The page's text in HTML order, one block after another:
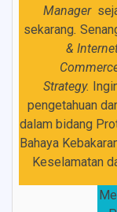
Manager
sekarang.
&
Strategy.
pengetahuan
dalam bidang
Bahaya
Keselamatan